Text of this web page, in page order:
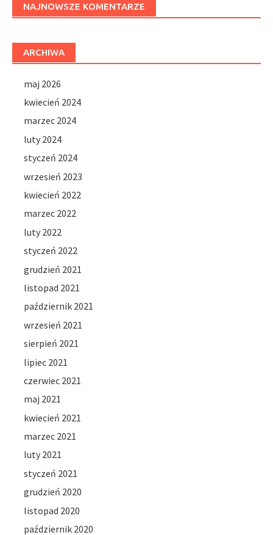
NAJNOWSZE KOMENTARZE
ARCHIWA
maj 2026
kwiecień 2024
marzec 2024
luty 2024
styczeń 2024
wrzesień 2023
kwiecień 2022
marzec 2022
luty 2022
styczeń 2022
grudzień 2021
listopad 2021
październik 2021
wrzesień 2021
sierpień 2021
lipiec 2021
czerwiec 2021
maj 2021
kwiecień 2021
marzec 2021
luty 2021
styczeń 2021
grudzień 2020
listopad 2020
październik 2020